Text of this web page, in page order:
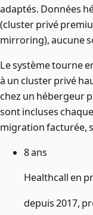
adaptés. Données
(cluster privé
mirroring), aucune
Le système tourne
à un cluster privé
chez un hébergeur
sont incluses
migration facturée,
8 ans
Healthcall en
depuis 2017,